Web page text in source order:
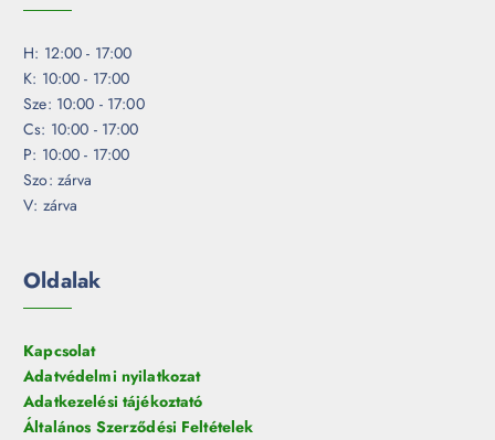
H: 12:00 - 17:00
K: 10:00 - 17:00
Sze: 10:00 - 17:00
Cs: 10:00 - 17:00
P: 10:00 - 17:00
Szo: zárva
V: zárva
Oldalak
Kapcsolat
Adatvédelmi nyilatkozat
Adatkezelési tájékoztató
Általános Szerződési Feltételek